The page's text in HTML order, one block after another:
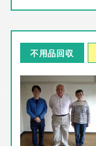
不用品回収